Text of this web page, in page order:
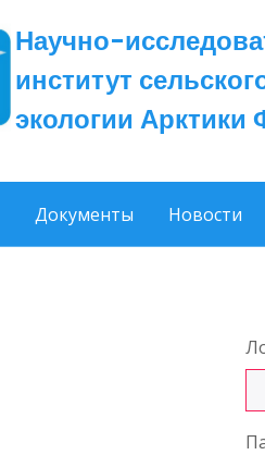
Научно-
институт
экологии
Документы Новости